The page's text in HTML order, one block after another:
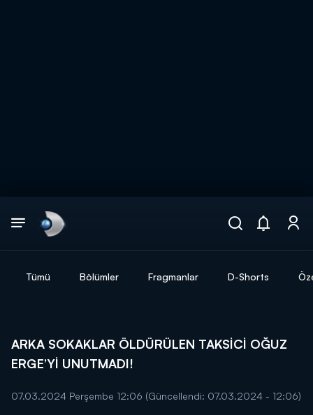
Tümü Bölümler Fragmanlar D-Shorts
ARKA SOKAKLAR ÖLDÜRÜLEN TAKSİCİ OĞUZ
ERGE’Yİ UNUTMADI!
07.03.2024 Perşembe 12:06 (Güncellendi: 07.03.2024 - 12:06)